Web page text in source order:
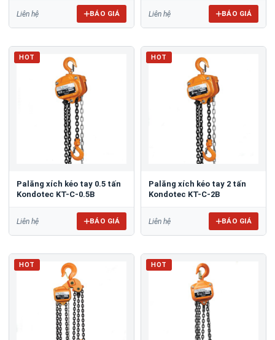
Liên hệ BÁO GIÁ Liên hệ BÁO GIÁ
HOT
Palăng xích kéo tay 0.5 tấn
Kondotec KT-C-0.5B
Liên hệ BÁO GIÁ
HOT
Palăng xích kéo tay 2 tấn
Kondotec KT-C-2B
Liên hệ BÁO GIÁ
HOT HOT